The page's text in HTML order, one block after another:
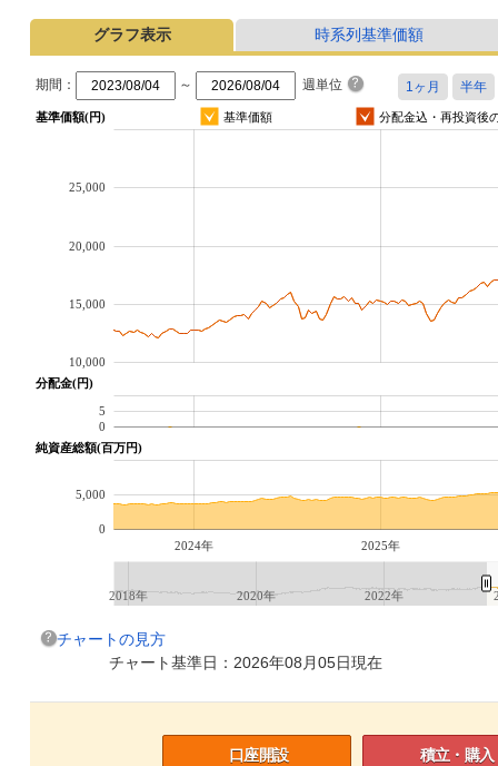
グラフ表示 時系列基準価額
期間： ～ 週単位
基準価額(円) 基準価額 分配金込・再投資後
10,000
15,000
20,000
25,000
分配金(円)
0
5
純資産総額(百万円)
2024年 2025年
0
5,000
2018年 2020年 2022年
チャートの見方
チャート基準日：2026年08月05日現在
口座開設 積立・購入